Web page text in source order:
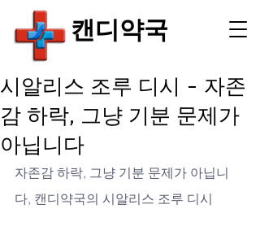
​캔디약국
시알리스 조루 디시 - 자존
감 하락, 그냥 기분 문제가
아닙니다
자존감 하락, 그냥 기분 문제가 아닙니
다, 캔디약국의 시알리스 조루 디시